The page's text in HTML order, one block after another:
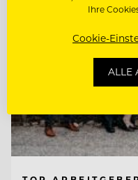
Ihre
Cookie-
ALLE